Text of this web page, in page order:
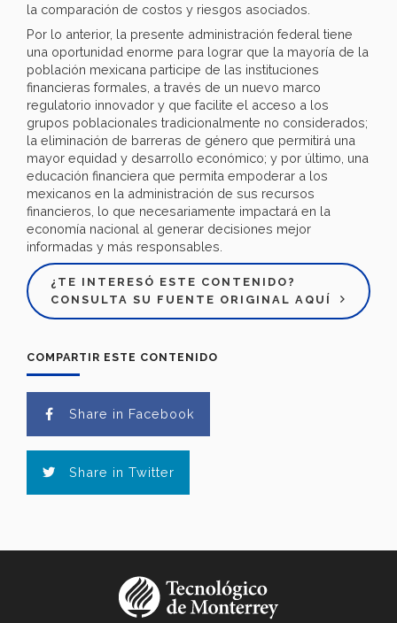
la comparación de costos y riesgos asociados.
Por lo anterior, la presente administración federal tiene
una oportunidad enorme para lograr que la mayoría de la
población mexicana participe de las instituciones
financieras formales, a través de un nuevo marco
regulatorio innovador y que facilite el acceso a los
grupos poblacionales tradicionalmente no considerados;
la eliminación de barreras de género que permitirá una
mayor equidad y desarrollo económico; y por último, una
educación financiera que permita empoderar a los
mexicanos en la administración de sus recursos
financieros, lo que necesariamente impactará en la
economía nacional al generar decisiones mejor
informadas y más responsables.
¿TE INTERESÓ ESTE CONTENIDO?
CONSULTA SU FUENTE ORIGINAL AQUÍ
COMPARTIR ESTE CONTENIDO
Share in Facebook
Share in Twitter